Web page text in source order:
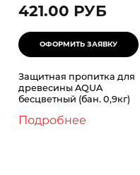
421.00 РУБ
Защитная пропитка для
древесины AQUA
бесцветный (бан. 0,9кг)
Подробнее